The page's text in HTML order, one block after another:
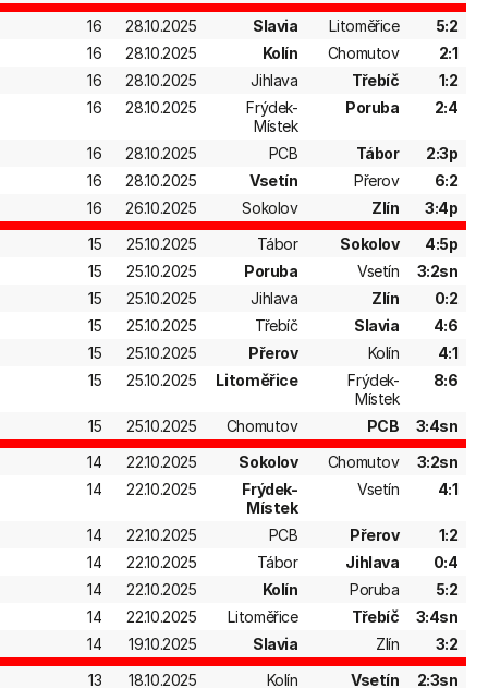
16 28.10.2025 Slavia Litoměřice
5:2
16
28.10.2025 Kolín Chomutov
2:1
16
28.10.2025 Jihlava Třebíč
1:2
16
28.10.2025
Frýdek-
Místek
Poruba 2:4
16 28.10.2025 PCB Tábor
2:3p
16
28.10.2025 Vsetín Přerov
6:2
16
26.10.2025 Sokolov Zlín
3:4p
15
25.10.2025 Tábor Sokolov
4:5p
15
25.10.2025 Poruba Vsetín
3:2sn
15
25.10.2025 Jihlava Zlín
0:2
15
25.10.2025 Třebíč Slavia
4:6
15
25.10.2025 Přerov Kolín
4:1
15
25.10.2025 Litoměřice
Frýdek-
Místek
8:6
15 25.10.2025 Chomutov PCB
3:4sn
14
22.10.2025 Sokolov Chomutov
3:2sn
14
22.10.2025
Frýdek-
Místek
Vsetín 4:1
14 22.10.2025 PCB Přerov
1:2
14
22.10.2025 Tábor Jihlava
0:4
14
22.10.2025 Kolín Poruba
5:2
14
22.10.2025 Litoměřice Třebíč
3:4sn
14
19.10.2025 Slavia Zlín
3:2
13
18.10.2025 Kolín Vsetín 2:3sn